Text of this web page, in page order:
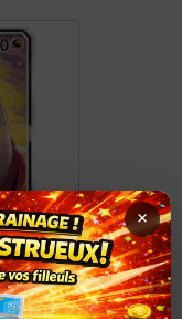
×